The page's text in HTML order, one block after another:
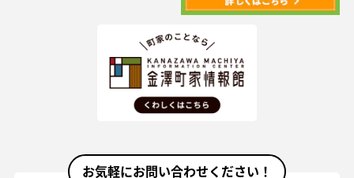
お気軽にお問い合わせください！